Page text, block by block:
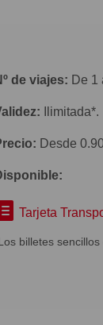
de viajes: De 1
Ilimitada*.
Desde
Tarjeta
billetes